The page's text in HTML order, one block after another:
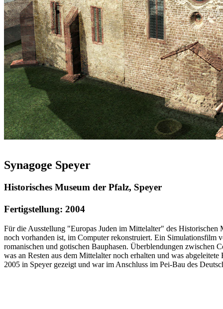
Synagoge Speyer
Historisches Museum der Pfalz, Speyer
Fertigstellung: 2004
Für die Ausstellung "Europas Juden im Mittelalter" des Historischen
noch vorhanden ist, im Computer rekonstruiert. Ein Simulationsfilm
romanischen und gotischen Bauphasen. Überblendungen zwischen
was an Resten aus dem Mittelalter noch erhalten und was
2005 in Speyer gezeigt und war im Anschluss im Pei-Bau des